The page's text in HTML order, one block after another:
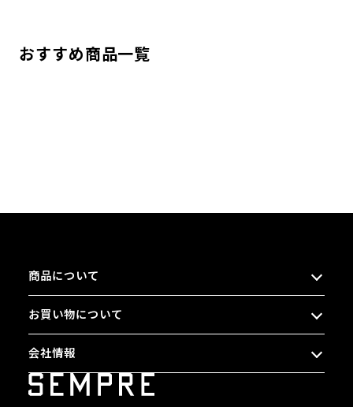
おすすめ商品一覧
商品について
お買い物について
会社情報